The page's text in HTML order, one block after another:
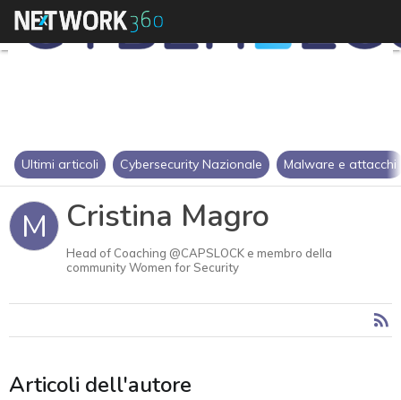
Ultimi articoli Cybersecurity Nazionale Malware e attacchi
M Cristina Magro
Head of Coaching @CAPSLOCK e membro della
community Women for Security
Articoli dell'autore